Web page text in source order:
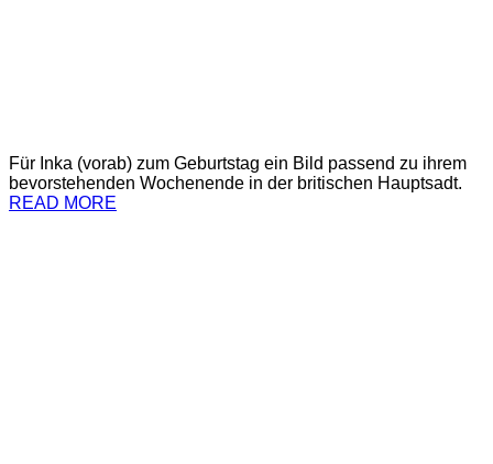
Für Inka (vorab) zum Geburtstag ein Bild passend zu ihrem
bevorstehenden Wochenende in der britischen Hauptsadt.
READ MORE